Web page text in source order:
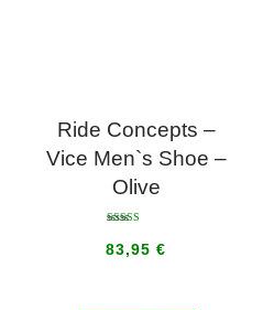
Ride Concepts –
Vice Men`s Shoe –
Olive
5.00
von 5
83,95€